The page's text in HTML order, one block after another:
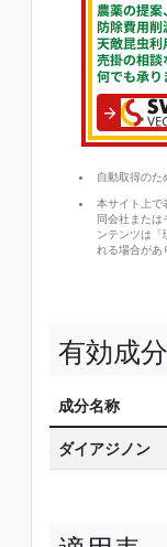
自動取得のた
本サイト上で
同会社または
ンテンツは「
れる場合があ
有効成
成分名称
ダイアジノン